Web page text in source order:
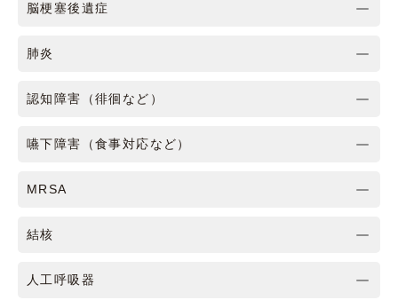
脳梗塞後遺症
肺炎
認知障害（徘徊など）
嚥下障害（食事対応など）
MRSA
結核
人工呼吸器